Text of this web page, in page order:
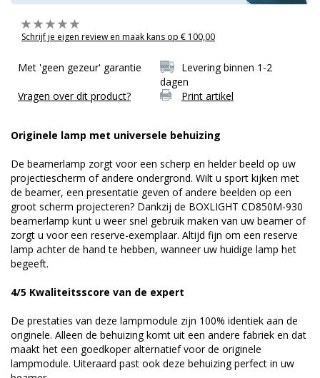
Schrijf je eigen review en maak kans op € 100,00
Met 'geen gezeur' garantie
Levering binnen 1-2
dagen
Vragen over dit product?
Print artikel
Originele lamp met universele behuizing
De beamerlamp zorgt voor een scherp en helder beeld op uw
projectiescherm of andere ondergrond. Wilt u sport kijken met
de beamer, een presentatie geven of andere beelden op een
groot scherm projecteren? Dankzij de BOXLIGHT CD850M-930
beamerlamp kunt u weer snel gebruik maken van uw beamer of
zorgt u voor een reserve-exemplaar. Altijd fijn om een reserve
lamp achter de hand te hebben, wanneer uw huidige lamp het
begeeft.
4/5 Kwaliteitsscore van de expert
De prestaties van deze lampmodule zijn 100% identiek aan de
originele. Alleen de behuizing komt uit een andere fabriek en dat
maakt het een goedkoper alternatief voor de originele
lampmodule. Uiteraard past ook deze behuizing perfect in uw